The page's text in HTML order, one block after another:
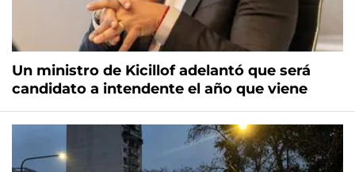
Un ministro de Kicillof adelantó que será
candidato a intendente el año que viene